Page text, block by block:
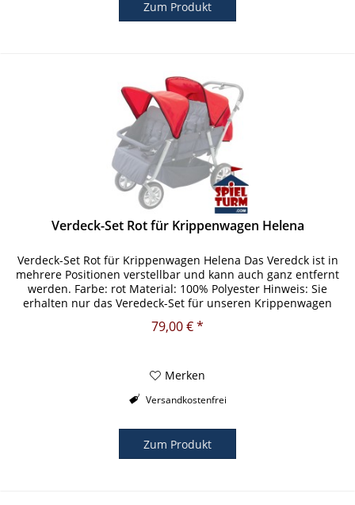
Zum Produkt
Verdeck-Set Rot für Krippenwagen Helena
Verdeck-Set Rot für Krippenwagen Helena Das Veredck ist in
mehrere Positionen verstellbar und kann auch ganz entfernt
werden. Farbe: rot Material: 100% Polyester Hinweis: Sie
erhalten nur das Veredeck-Set für unseren Krippenwagen
79,00 € *
Merken
Versandkostenfrei
Zum Produkt